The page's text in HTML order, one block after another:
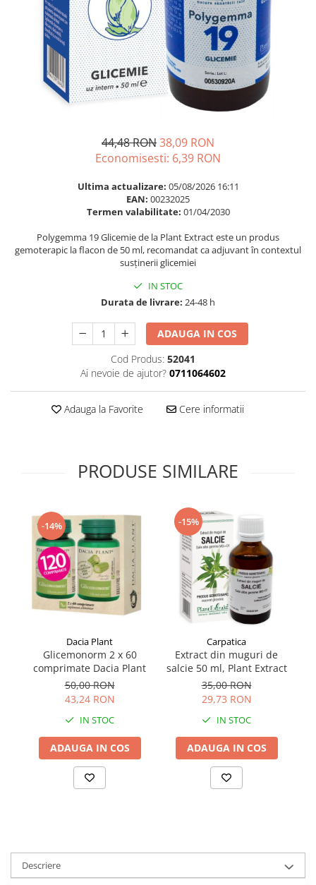
Omega 3
Par si unghii
Probiotice si prebiotice
Prostata
Slabire si control greutate
Supliment Complexe
Supliment Fier
Supliment Vitamina C
Supliment Vitamina D3
Supliment Zinc
Tincturi si Gemoderivate
Tuse gat si respiratie
Ingrijire par
Balsam masca si tratament
Produse cu SPF Pentru Fata
Repelenti insecte
44,48 RON38,09 RON
Economisesti: 6,39 RON
Ultima actualizare: 05/08/2026 16:11
EAN: 00232025
Termen valabilitate: 01/04/2030
Polygemma 19 Glicemie de la Plant Extract este un produs
gemoterapic la flacon de 50 ml, recomandat ca adjuvant în contextul
susținerii glicemiei
IN STOC
Durata de livrare: 24-48 h
ADAUGA IN COS
Cod Produs: 52041
Ai nevoie de ajutor? 0711064602
Adauga la Favorite Cere informatii
PRODUSE SIMILARE
-14%
Dacia Plant
Glicemonorm 2 x 60
comprimate Dacia Plant
50,00 RON
43,24 RON
IN STOC
ADAUGA IN COS
-15%
Carpatica
Extract din muguri de
salcie 50 ml, Plant Extract
35,00 RON
29,73 RON
IN STOC
ADAUGA IN COS
Descriere